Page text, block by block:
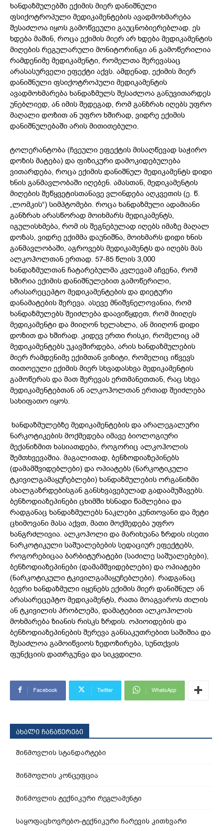
ხანდაზმულებში ექიმის მიერ დანიშნული
ფსიქოტროპული მედიკამენტების ავადმოხმარება
შესაძლოა იყოს გამოწვეული გაუცნობიერებლად. ეს
ხდება მაშინ, როცა ექიმის მიერ არ ხდება მედიკამენტის
მიღების რეგულარული მონიტორინგი ან გამოწერილია
რამდენიმე მედიკამენტი, რომელთა შერევასაც
არასასურველი ეფექტი აქვს. ამდენად, ექიმის მიერ
დანიშნული ფსიქოტროპული მედიკამენტის
ავადმოხმარება ხანდაზმულს შესაძლოა განუვითარდეს
უნებლიედ, ან იმის შედეგად, რომ განზრახ იღებს უფრო
მაღალი დოზით ან უფრო ხშირად, ვიდრე ექიმის
დანიშნულებაში არის მითითებული.
ტოლერანტობა (ჩვეული ეფექტის მისაღწევად საჭირო
დოზის მატება) და ფიზიკური დამოკიდებულება
ვითარდება, როცა ექიმის დანიშნულ მედიკამენტს დიდი
ხნის განმავლობაში იღებენ. ამასთან, მედიკამენტის
მიღების შეწყვეტისთანავე ვლინდება აღკვეთის (ე. წ.
„ლომკის“) სიმპტომები. როცა ხანდაზმული ადამიანი
განზრახ არასწორად მოიხმარს მედიკამენტს,
იგულისხმება, რომ ის შეგნებულად იღებს იმაზე მაღალ
დოზას, ვიდრე ექიმმა დაუნიშნა, მოიხმარს დიდი ხნის
განმავლობაში, აგროვებს მედიკამენტს და იღებს მას
ალკოჰოლთან ერთად. 57-85 წლის 3,000
ხანდაზმულთან ჩატარებულმა კვლევამ აჩვენა, რომ
ხშირია ექიმის დანიშნულებით გამოწერილი,
არასარეცეპტო მედიკამენტების და დიეტური
დანამატების შერევა. ასევე მნიშვნელოვანია, რომ
ხანდაზმულებს შეიძლება დაავიწყდეთ, რომ მიიღეს
მედიკამენტი და მიიღონ ხელახლა, ან მიიღონ დიდი
დოზით და ხშირად. კიდევ ერთი რისკი, რომელიც ამ
მედიკამენტებს უკავშირდება, არის ხანდაზმულების
მიერ რამდენიმე ექიმთან ვიზიტი, რომელიც იწვევს
თითოეული ექიმის მიერ სხვადასხვა მედიკამენტის
გამოწერას და მათ შერევას ერთმანეთთან, რაც სხვა
მედიკამენტებთან ან ალკოჰოლთან ერთად შეიძლება
სახიფათო იყოს.
ხანდაზმულებზე მედიკამენტების და არალეგალური
ნარკოტიკების მოქმედება იმავე ბიოლოგიური
მექანიზმით ხასიათდება, როგორიც ალკოჰოლის
შემთხვევაშია. მაგალითად, ბენზოდიაზეპინებს
(დამამშვიდებლები) და ოპიატებს (ნარკოტიკული
ტკივილგამაყუჩებლები) ხანდაზმულების ორგანიზმი
ახალგაზრდებისგან განსხვავებულად გადაამუშავებს.
ბენზოდიაზეპინები ცხიმში ხსნადი წამლებია და
რადგანაც ხანდაზმულებს ნაკლები კუნთოვანი და მეტი
ცხიმოვანი მასა აქვთ, მათი მოქმედება უფრო
ხანგრძლივია. ალკოჰოლი და მარიხუანა ზრდის ისეთი
ნარკოტიკული საშუალებების სედაციურ ეფექტებს,
როგორებიცაა ბარბიტურატები (საძილე საშუალებები),
ბენზოდიაზეპინები (დამამშვიდებლები) და ოპიატები
(ნარკოტიკული ტკივილგამაყუჩებლები). რადგანაც
ბევრი ხანდაზმული იყენებს ექიმის მიერ დანიშნულ ან
არასარეცეპტო მედიკამენტს, რათა მოაგვაროს ძილის
ან ტკივილის პრობლემა, დამატებით ალკოჰოლის
მოხმარება ზიანის რისკს ზრდის. ოპიოიდების და
ბენზოდიაზეპინების შერევა განსაკუთრებით საშიშია და
შესაძლოა გამოიწვიოს ზედოზირება, სუნთქვის
ფუნქციის დათრგუნვა და სიკვდილი.
Facebook Twitter WhatsApp
ახალი ჩანაწერები
შინმოვლის სტანდარტები
შინმოვლის კონცეფცია
შინმოვლის ტექნიკური რეგლამენტი
საყოფაცხოვრებო-ტექნიკური ჩარევის კითხვარი